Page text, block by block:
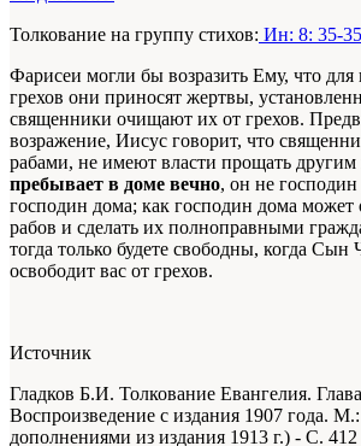
Толкование на группу стихов: Ин: 8: 35-35
Фарисеи могли бы возразить Ему, что для
грехов они приносят жертвы,
священники очищают их от грехов.
возражение, Иисус говорит, что
рабами, не имеют власти прощать другим
пребывает в доме вечно, он не
господин дома; как господин дома может
рабов и сделать их полноправными
тогда только будете свободны, когда Сын
освободит вас от грехов.
Источник
Гладков Б.И. Толкование Евангелия.
Воспроизведение с издания 1907 года.
дополнениями из издания 1913 г.) - С. 412